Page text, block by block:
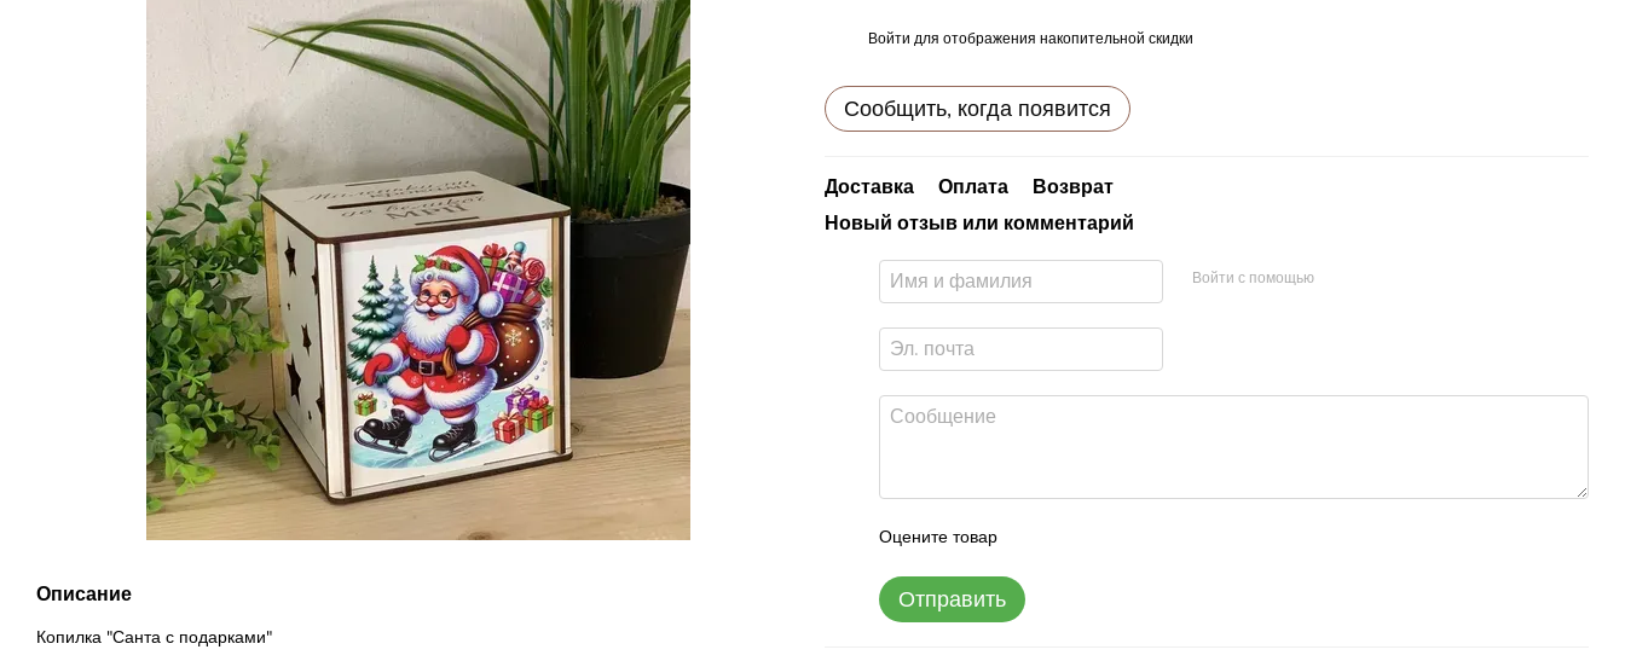
Описание
Копилка "Санта с подарками"
Войти для отображения накопительной скидки
Сообщить, когда появится
Доставка Оплата
Возврат
Новый отзыв или комментарий
Войти с помощью
Оцените товар
Отправить